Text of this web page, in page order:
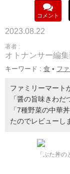
コメント
2023.08.22
著者 :
オトナンサー編
キーワード : 食 • フ
ファミリーマート
「醤の旨味きわだ
「7種野菜の中華
たのでレビューし
「ぶた丼の